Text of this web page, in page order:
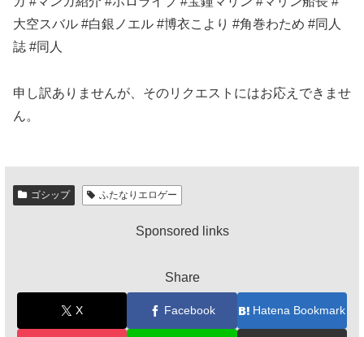
大空スバル #白銀ノエル #博衣こより #角巻わため #同人
誌 #同人
申し訳ありませんが、そのリクエストにはお応えできませ
ん。
ゴシップ ふたなりエロゲー
Sponsored links
Share
X Facebook Hatena Bookmark